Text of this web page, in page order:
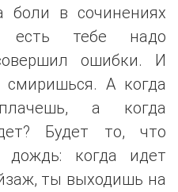
боли в сочинениях
есть тебе надо
ошибки. И
смиришься. А когда
а когда
Будет то, что
дождь: когда идет
ты выходишь на